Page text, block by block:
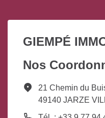
GIEMPÉ
Nos
21 Chemin du
49140 JARZE